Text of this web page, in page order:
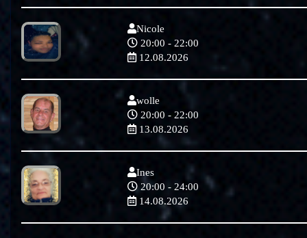
Nicole
20:00 - 22:00
12.08.2026
wolle
20:00 - 22:00
13.08.2026
Ines
20:00 - 24:00
14.08.2026